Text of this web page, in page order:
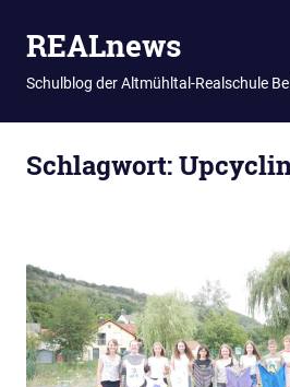
Inhalt
REALnews
Schulblog der Altmühltal-Realschule
Schlagwort: